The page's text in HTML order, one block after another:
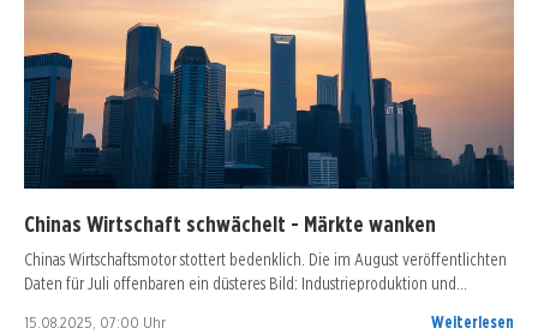
Chinas Wirtschaft schwächelt - Märkte wanken
Chinas Wirtschaftsmotor stottert bedenklich. Die im August veröffentlichten
Daten für Juli offenbaren ein düsteres Bild: Industrieproduktion und…
15.08.2025, 07:00 Uhr Weiterlesen